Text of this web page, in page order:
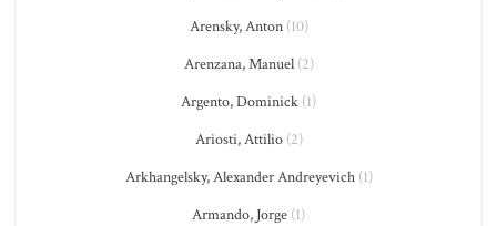
Arensky, Anton(10)
Arenzana, Manuel(2)
Argento, Dominick (1)
Ariosti, Attilio(2)
Arkhangelsky, Alexander Andreyevich(1)
Armando, Jorge (1)